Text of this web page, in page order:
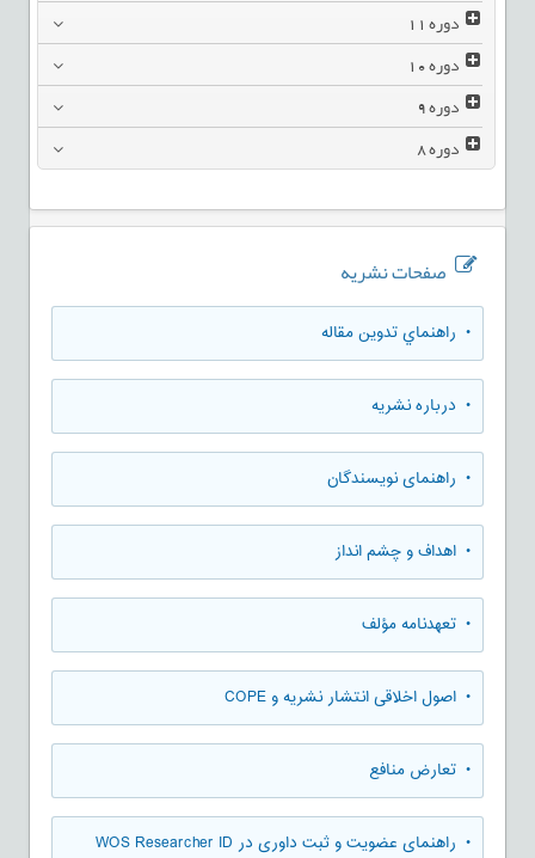
دوره11
دوره10
دوره9
دوره8
صفحات نشریه
• راهنماي تدوين مقاله
• درباره نشریه
• راهنمای نویسندگان
• اهداف و چشم انداز
• تعهدنامه مؤلف
• اصول اخلاقی انتشار نشریه و COPE
• تعارض منافع
• راهنمای عضویت و ثبت داوری در WOS Researcher ID